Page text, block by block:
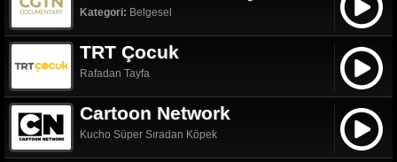
Kategori: Belgesel
TRT Çocuk
Rafadan Tayfa
Cartoon Network
Kucho Süper Sıradan Köpek